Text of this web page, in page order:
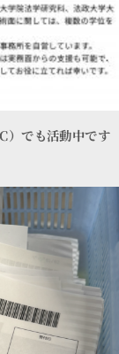
）でも活動中です